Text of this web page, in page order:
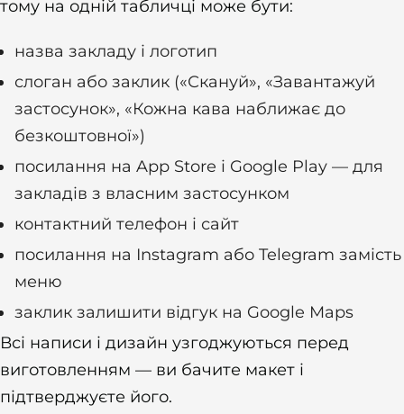
тому на одній табличці може бути:
назва закладу і логотип
слоган або заклик («Скануй», «Завантажуй
застосунок», «Кожна кава наближає до
безкоштовної»)
посилання на App Store і Google Play — для
закладів з власним застосунком
контактний телефон і сайт
посилання на Instagram або Telegram замість
меню
заклик залишити відгук на Google Maps
Всі написи і дизайн узгоджуються перед
виготовленням — ви бачите макет і
підтверджуєте його.